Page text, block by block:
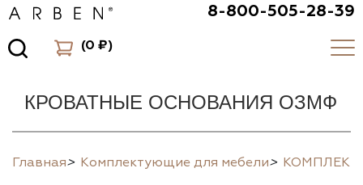
8-800-505-28-39
(0 ₽)
КРОВАТНЫЕ ОСНОВАНИЯ ОЗМФ
Главная> Комплектующие для мебели>